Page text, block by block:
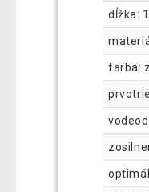
dĺžka:
farba: